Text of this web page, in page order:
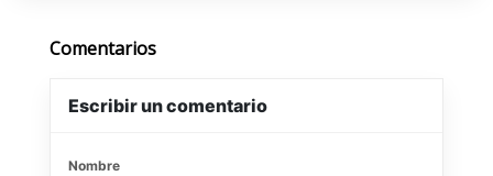
Comentarios
Escribir un comentario
Nombre